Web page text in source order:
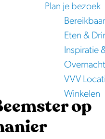
Plan je bezoek
Eten &
Inspiratie
VVV
Winkelen
op